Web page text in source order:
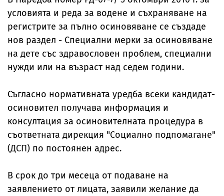
условията и реда за водене и съхраняване на
регистрите за пълно осиновяване се създаде
нов раздел - Специални мерки за осиновяване
на дете със здравословен проблем, специални
нужди или на възраст над седем години.
Съгласно нормативната уредба всеки кандидат-
осиновител получава информация и
консултация за осиновителната процедура в
съответната дирекция "Социално подпомагане"
(ДСП) по постоянен адрес.
В срок до три месеца от подаване на
заявлението от лицата, заявили желание да